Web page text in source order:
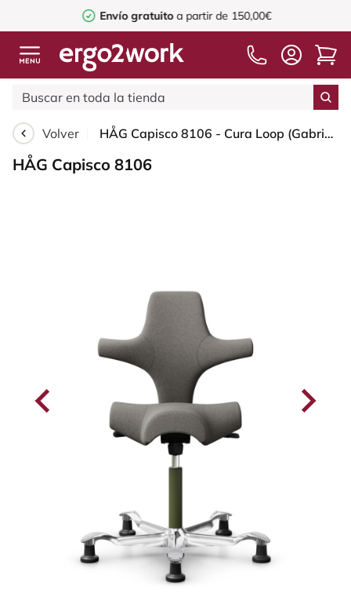
Envío gratuitoa partir de 150,00€
Volver HÅG Capisco 8106 - Cura Loop (Gabriel) - Poliéster reciclados - CLP61168 Beige-grey - Moss Grey - 265 mm (seat height 53-79cm) - Glides
HÅG Capisco 8106